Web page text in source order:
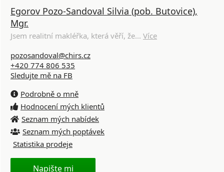
Egorov Pozo-Sandoval Silvia (pob. Butovice),
Mgr.
Jsem realitní makléřka, která věří, že... Více
pozosandoval@chirs.cz
+420 774 806 535
Sledujte mě na FB
Podrobně o mně
Hodnocení mých klientů
Seznam mých nabídek
Seznam mých poptávek
Statistika prodeje
Napište mi